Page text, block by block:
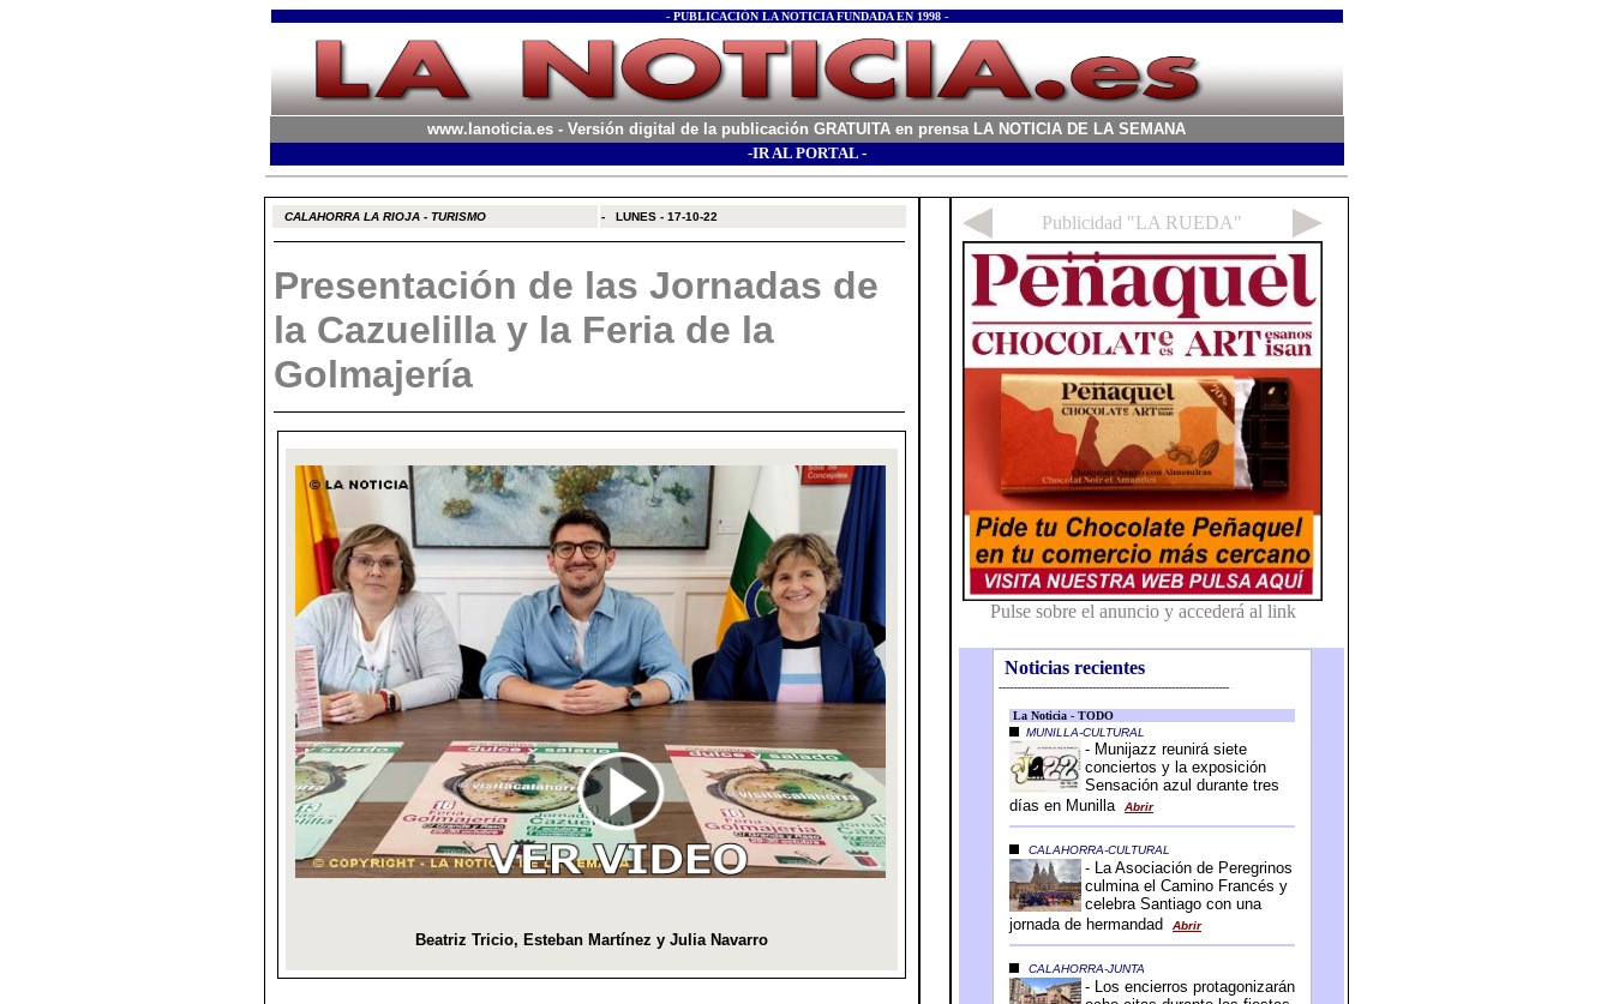
- PUBLICACIÓN LA NOTICIA FUNDADA EN 1998 -
www.lanoticia.es - Versión digital de la publicación GRATUITA en prensa LA NOTICIA DE LA SEMANA
-IR AL PORTAL -
CALAHORRA LA RIOJA - TURISMO - LUNES - 17-10-22
Presentación de las Jornadas de
la Cazuelilla y la Feria de la
Golmajería
Noticias recientes
-----------------------------------------------------------------